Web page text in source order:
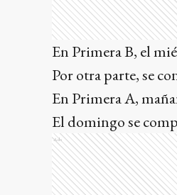
En Primera B, el
Por otra parte, se
En Primera A,
El domingo se
Ads